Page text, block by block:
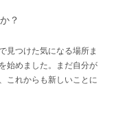
？
見つけた気になる場所ま
始めました。まだ自分が
これからも新しいことに